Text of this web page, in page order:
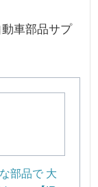
動車部品サプ
部品で 大